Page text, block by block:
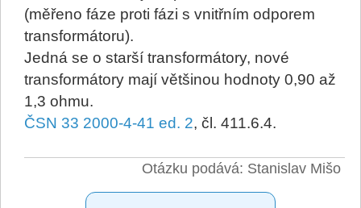
(měřeno fáze proti fázi s vnitřním odporem
transformátoru).
Jedná se o starší transformátory, nové
transformátory mají většinou hodnoty 0,90 až
1,3 ohmu.
ČSN 33 2000-4-41 ed. 2, čl. 411.6.4.
Otázku podává: Stanislav Mišo